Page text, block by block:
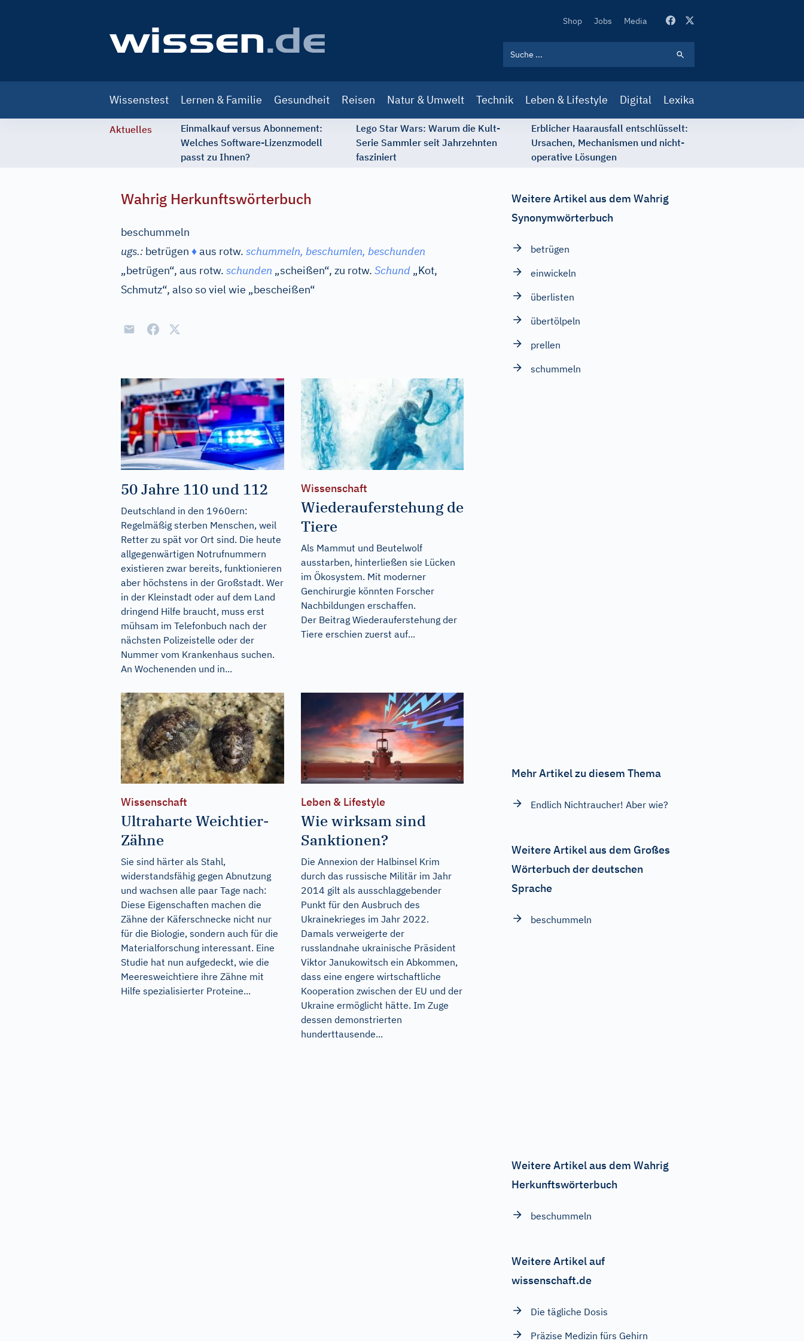
Secondary
Shop Jobs Media
navigation
Wissenstest Lernen & Familie Gesundheit Reisen Natur & Umwelt Technik Leben & Lifestyle Digital Lexika
Aktuelles
Einmalkauf versus Abonnement:
Welches Software-Lizenzmodell
passt zu Ihnen?
Lego Star Wars: Warum die Kult-
Serie Sammler seit Jahrzehnten
fasziniert
Erblicher Haarausfall entschlüsselt:
Ursachen, Mechanismen und nicht-
operative Lösungen
Wahrig Herkunftswörterbuch
beschummeln
ugs.: betrügen ♦aus rotw. schummeln, beschumlen, beschunden
„betrügen“, aus rotw. schunden „scheißen“, zu rotw. Schund „Kot,
Schmutz“, also so viel wie „bescheißen“
50 Jahre 110 und 112
Deutschland in den 1960ern:
Regelmäßig sterben Menschen, weil
Retter zu spät vor Ort sind. Die heute
allgegenwärtigen Notrufnummern
existieren zwar bereits, funktionieren
aber höchstens in der Großstadt. Wer
in der Kleinstadt oder auf dem Land
dringend Hilfe braucht, muss erst
mühsam im Telefonbuch nach der
nächsten Polizeistelle oder der
Nummer vom Krankenhaus suchen.
An Wochenenden und in...
Wissenschaft
Wiederauferstehung der
Tiere
Als Mammut und Beutelwolf
ausstarben, hinterließen sie Lücken
im Ökosystem. Mit moderner
Genchirurgie könnten Forscher
Nachbildungen erschaffen.
Der Beitrag Wiederauferstehung der
Tiere erschien zuerst auf...
Wissenschaft
Ultraharte Weichtier-
Zähne
Sie sind härter als Stahl,
widerstandsfähig gegen Abnutzung
und wachsen alle paar Tage nach:
Diese Eigenschaften machen die
Zähne der Käferschnecke nicht nur
für die Biologie, sondern auch für die
Materialforschung interessant. Eine
Studie hat nun aufgedeckt, wie die
Meeresweichtiere ihre Zähne mit
Hilfe spezialisierter Proteine...
Leben & Lifestyle
Wie wirksam sind
Sanktionen?
Die Annexion der Halbinsel Krim
durch das russische Militär im Jahr
2014 gilt als ausschlaggebender
Punkt für den Ausbruch des
Ukrainekrieges im Jahr 2022.
Damals verweigerte der
russlandnahe ukrainische Präsident
Viktor Janukowitsch ein Abkommen,
dass eine engere wirtschaftliche
Kooperation zwischen der EU und der
Ukraine ermöglicht hätte. Im Zuge
dessen demonstrierten
hunderttausende...
Weitere Artikel aus dem Wahrig
Synonymwörterbuch
betrügen
einwickeln
überlisten
übertölpeln
prellen
schummeln
Mehr Artikel zu diesem Thema
Endlich Nichtraucher! Aber wie?
Weitere Artikel aus dem Großes
Wörterbuch der deutschen
Sprache
beschummeln
Weitere Artikel aus dem Wahrig
Herkunftswörterbuch
beschummeln
Weitere Artikel auf
wissenschaft.de
Die tägliche Dosis
Präzise Medizin fürs Gehirn